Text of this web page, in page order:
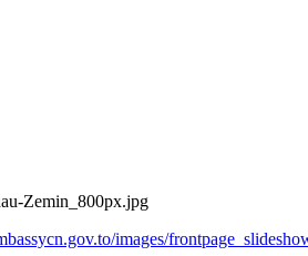
Zemin_800px.jpg
images/